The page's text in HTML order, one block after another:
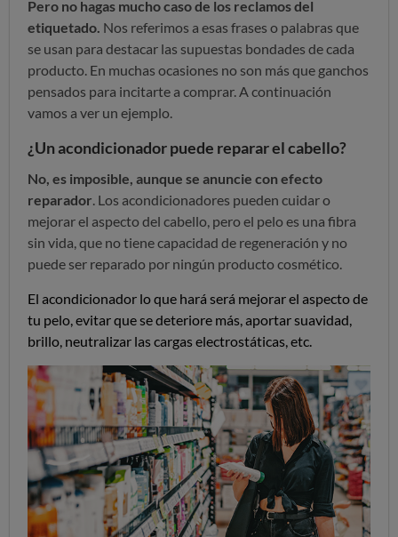
Pero no hagas mucho caso de los reclamos del
etiquetado. Nos referimos a esas frases o palabras que
se usan para destacar las supuestas bondades de cada
producto. En muchas ocasiones no son más que ganchos
pensados para incitarte a comprar. A continuación
vamos a ver un ejemplo.
¿Un acondicionador puede reparar el cabello?
No, es imposible, aunque se anuncie con efecto
reparador . Los acondicionadores pueden cuidar o
mejorar el aspecto del cabello, pero el pelo es una fibra
sin vida, que no tiene capacidad de regeneración y no
puede ser reparado por ningún producto cosmético.
El acondicionador lo que hará será mejorar el aspecto de
tu pelo, evitar que se deteriore más, aportar suavidad,
brillo, neutralizar las cargas electrostáticas, etc.